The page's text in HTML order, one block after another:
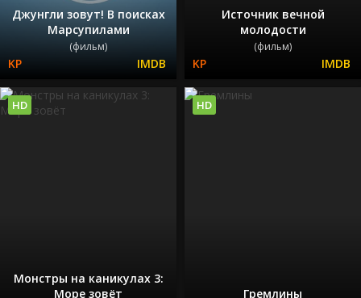
Джунгли зовут! В поисках
Марсупилами
(фильм)
Источник вечной
молодости
(фильм)
Монстры на каникулах 3:
Море зовёт
HD
Гремлины
HD